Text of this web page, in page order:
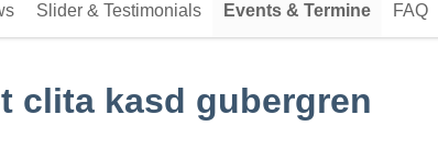
Slider & Testimonials Events & Termine FAQ
clita kasd gubergren